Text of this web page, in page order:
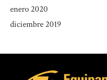
enero 2020
diciembre 2019